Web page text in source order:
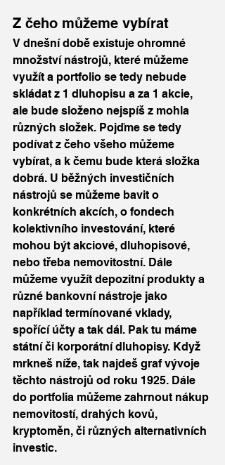
Z čeho můžeme vybírat
V dnešní době existuje ohromné
množství nástrojů, které můžeme
využít a portfolio se tedy nebude
skládat z 1 dluhopisu a za 1 akcie,
ale bude složeno nejspíš z mohla
různých složek. Pojďme se tedy
podívat z čeho všeho můžeme
vybírat, a k čemu bude která složka
dobrá. U běžných investičních
nástrojů se můžeme bavit o
konkrétních akcích, o fondech
kolektivního investování, které
mohou být akciové, dluhopisové,
nebo třeba nemovitostní. Dále
můžeme využít depozitní produkty a
různé bankovní nástroje jako
například termínované vklady,
spořící účty a tak dál. Pak tu máme
státní či korporátní dluhopisy. Když
mrkneš níže, tak najdeš graf vývoje
těchto nástrojů od roku 1925. Dále
do portfolia můžeme zahrnout nákup
nemovitostí, drahých kovů,
kryptoměn, či různých alternativních
investic.